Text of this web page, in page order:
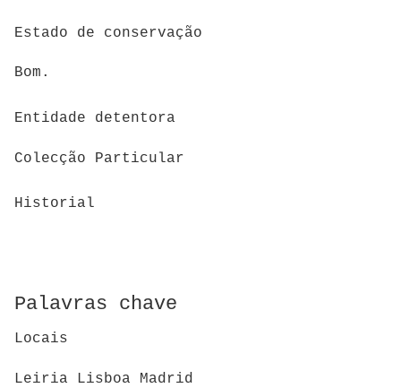
Estado de conservação
Bom.
Entidade detentora
Colecção Particular
Historial
Palavras chave
Locais
Leiria Lisboa Madrid